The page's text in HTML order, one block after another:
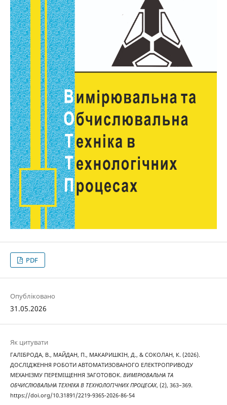
PDF
Опубліковано
31.05.2026
Як цитувати
ГАЛІБРОДА, В., МАЙДАН, П., МАКАРИШКІН, Д., & СОКОЛАН, К. (2026).
ДОСЛІДЖЕННЯ РОБОТИ АВТОМАТИЗОВАНОГО ЕЛЕКТРОПРИВОДУ
МЕХАНІЗМУ ПЕРЕМІЩЕННЯ ЗАГОТОВОК. ВИМІРЮВАЛЬНА ТА
ОБЧИСЛЮВАЛЬНА ТЕХНІКА В ТЕХНОЛОГІЧНИХ ПРОЦЕСАХ, (2), 363–369.
https://doi.org/10.31891/2219-9365-2026-86-54